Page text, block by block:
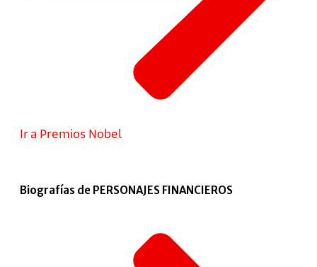
Ir a Premios Nobel
Biografías de PERSONAJES FINANCIEROS